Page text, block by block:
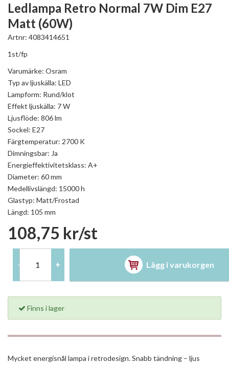
Ledlampa Retro Normal 7W Dim E27
Matt (60W)
Artnr: 4083414651
1st/fp
Varumärke: Osram
Typ av ljuskälla: LED
Lampform: Rund/klot
Effekt ljuskälla: 7 W
Ljusflöde: 806 lm
Sockel: E27
Färgtemperatur: 2700 K
Dimningsbar: Ja
Energieffektivitetsklass: A+
Diameter: 60 mm
Medellivslängd: 15000 h
Glastyp: Matt/Frostad
Längd: 105 mm
108,75 kr/st
- + Lägg i varukorgen
Finns i lager
Mycket energisnål lampa i retrodesign. Snabb tändning – ljus